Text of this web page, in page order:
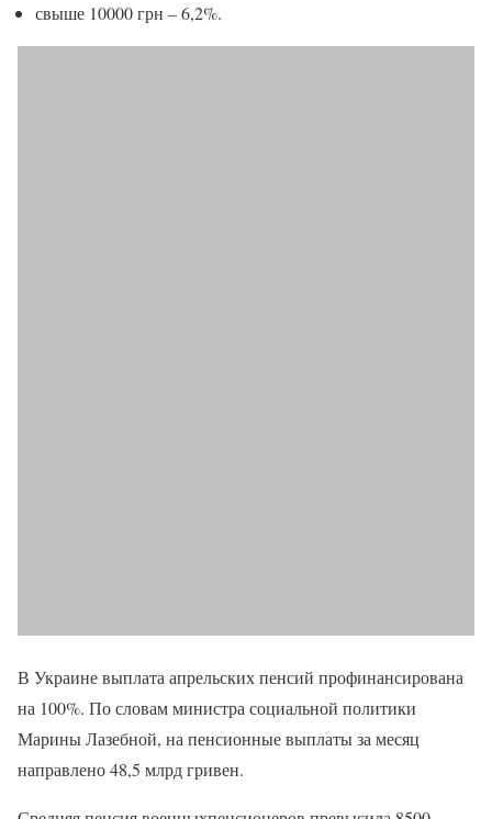
свыше 10000 грн – 6,2%.
В Украине выплата апрельских пенсий профинансирована
на 100%. По словам министра социальной политики
Марины Лазебной, на пенсионные выплаты за месяц
направлено 48,5 млрд гривен.